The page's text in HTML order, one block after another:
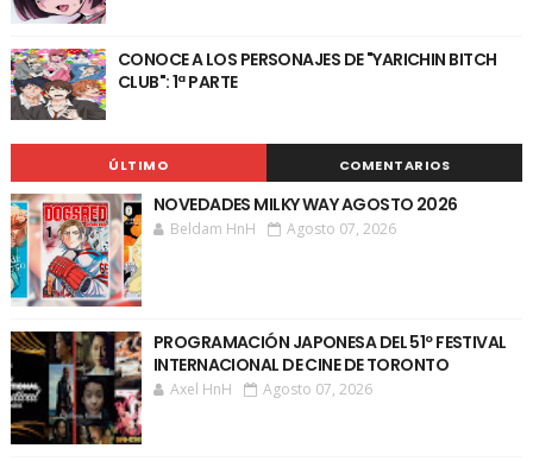
CONOCE A LOS PERSONAJES DE "YARICHIN BITCH
CLUB": 1ª PARTE
ÚLTIMO COMENTARIOS
NOVEDADES MILKY WAY AGOSTO 2026
Beldam HnH Agosto 07, 2026
PROGRAMACIÓN JAPONESA DEL 51º FESTIVAL
INTERNACIONAL DE CINE DE TORONTO
Axel HnH Agosto 07, 2026